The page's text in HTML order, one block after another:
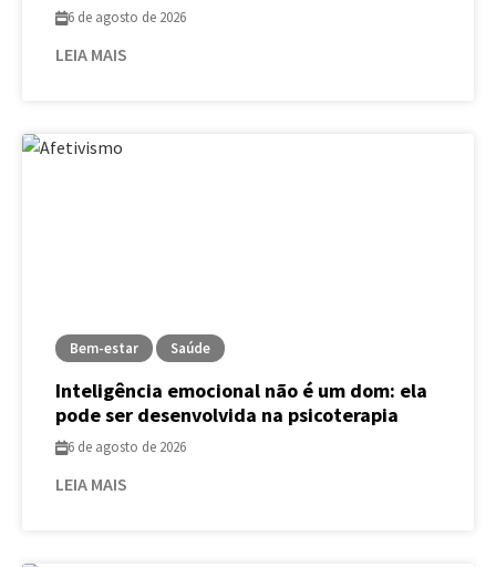
6 de agosto de 2026
LEIA MAIS
Bem-estar Saúde
Inteligência emocional não é um dom: ela
pode ser desenvolvida na psicoterapia
6 de agosto de 2026
LEIA MAIS